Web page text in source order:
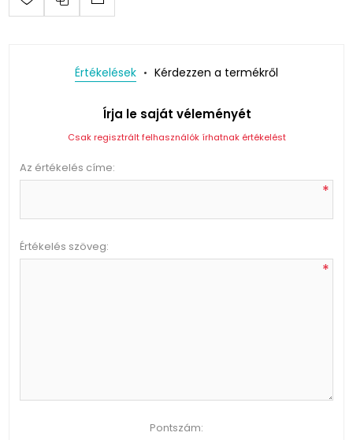
Értékelések Kérdezzen a termékről
Írja le saját véleményét
Csak regisztrált felhasználók írhatnak értékelést
Az értékelés címe:
*
Értékelés szöveg:
*
Pontszám: